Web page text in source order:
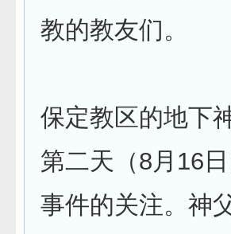
教的教友们。
保定教区的地下
第二天（8月16
事件的关注。神